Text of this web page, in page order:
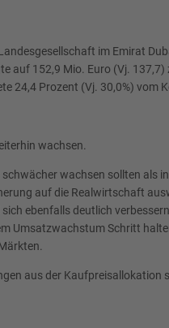
im Emirat
auf 152,9 Mio. Euro (Vj.
24,4 Prozent (Vj. 30,0%) vom
wachsen.
wachsen sollten als
auf die Realwirtschaft
ebenfalls deutlich
Umsatzwachstum Schritt
aus der Kaufpreisallokation